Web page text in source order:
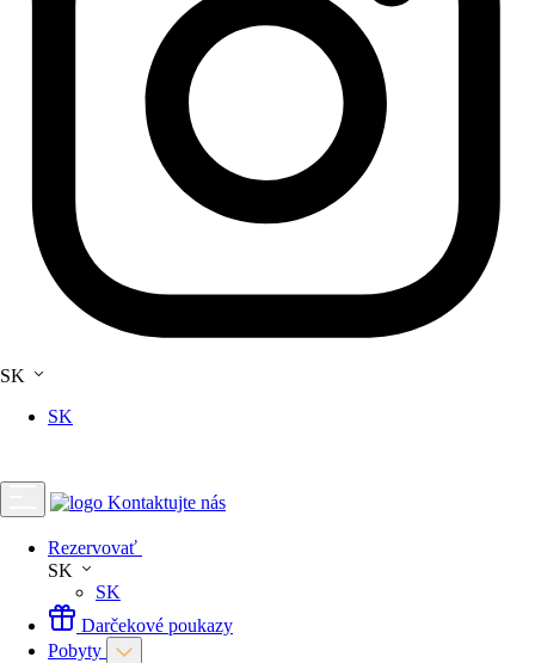
SK
SK
Kontaktujte nás
Rezervovať
SK
SK
Darčekové poukazy
Pobyty